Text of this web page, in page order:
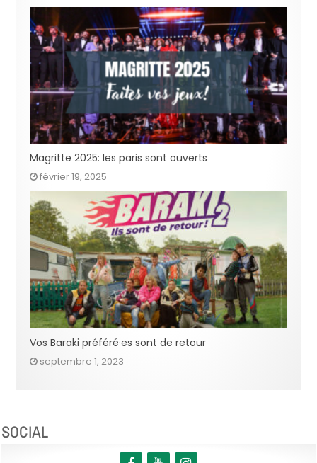
Magritte 2025: les paris sont ouverts
février 19, 2025
Vos Baraki préféré·es sont de retour
septembre 1, 2023
SOCIAL